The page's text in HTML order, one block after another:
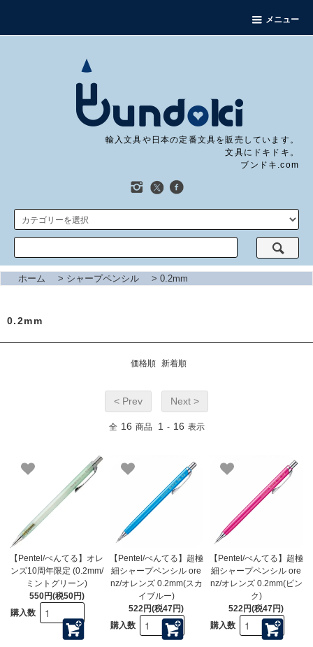
メニュー
輸入文具や日本の定番文具を販売しています。
文具にドキドキ。
ブンドキ.com
ホーム > シャープペンシル > 0.2mm
0.2mm
価格順 新着順
< Prev Next >
全 16 商品 1 - 16 表示
【Pentel/ぺんてる】オレ
ンズ10周年限定 (0.2mm/
ミントグリーン)
550円(税50円)
購入数
【Pentel/ぺんてる】超極
細シャープペンシル ore
nz/オレンズ 0.2mm(スカ
イブルー)
522円(税47円)
購入数
【Pentel/ぺんてる】超極
細シャープペンシル ore
nz/オレンズ 0.2mm(ピン
ク)
522円(税47円)
購入数